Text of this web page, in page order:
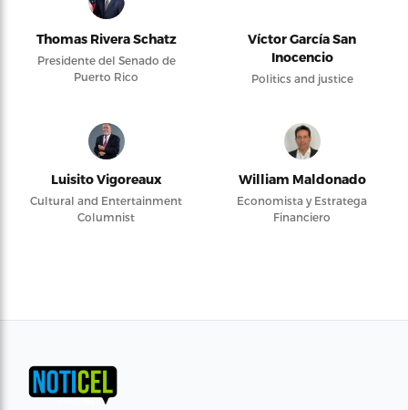
Thomas Rivera Schatz
Presidente del Senado de
Puerto Rico
Víctor García San
Inocencio
Politics and justice
Luisito Vigoreaux
Cultural and Entertainment
Columnist
William Maldonado
Economista y Estratega
Financiero